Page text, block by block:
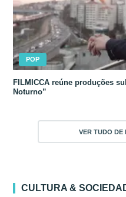
POP
FILMICCA reúne produções
Noturno”
VER TUDO DE
CULTURA &